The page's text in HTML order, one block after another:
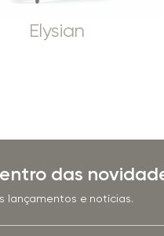
Elysian
das
lançamentos e notícias.